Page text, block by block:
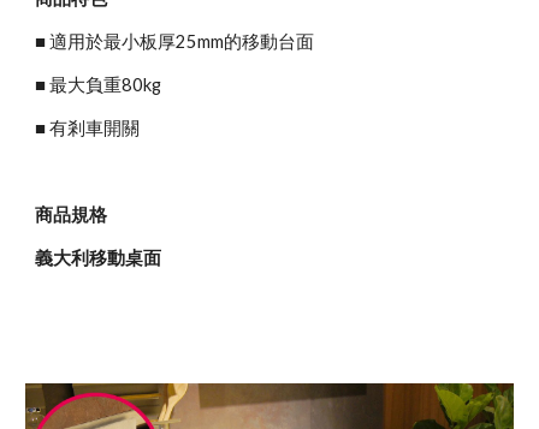
■ 適用於最小板厚25mm的移動台面
■ 最大負重80kg
■ 有剎車開關
商品規格
義大利移動桌面